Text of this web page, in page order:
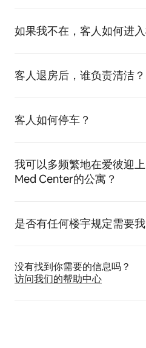
如果我不在，客人如何进
客人退房后，谁负责清洁？
客人如何停车？
我可以多频繁地在爱彼迎
Med Center的公寓？
是否有任何楼宇规定需要
没有找到你需要的信息吗？
访问我们的帮助中心